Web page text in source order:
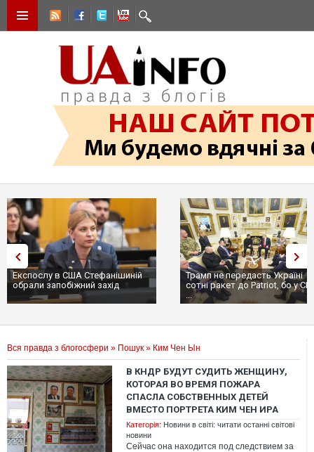
Експослу в США Стефанішиній
обрали запобіжний захід
Трамп не передасть Україні
сотні ракет до Patriot, бо у
...
Вся правда з блогосфери » Пошук » Ким Чен Ын
В КНДР БУДУТ СУДИТЬ ЖЕНЩИНУ,
КОТОРАЯ ВО ВРЕМЯ ПОЖАРА
СПАСЛА СОБСТВЕННЫХ ДЕТЕЙ
ВМЕСТО ПОРТРЕТА КИМ ЧЕН ИРА
Категорія: Новини в світі: читати останні світові
новини
Сейчас она находится под следствием за